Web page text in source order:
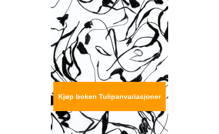
Kjøp boken Tulipanvariasjoner